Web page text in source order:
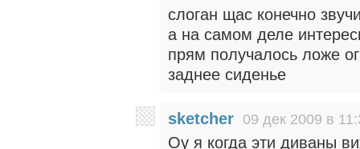
слоган щас конечно
а на самом деле
прям получалось ложе
заднее сиденье
sketcher 09 дек 2009 в
Оу я когда эти диваны